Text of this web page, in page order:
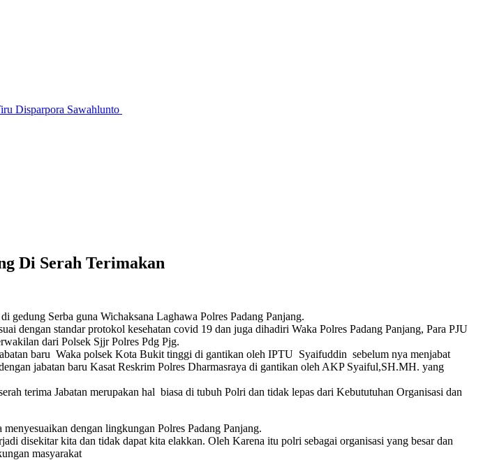
Disparpora Sawahlunto
Di Serah Terimakan
Serba guna Wichaksana Laghawa Polres Padang Panjang.
dengan standar protokol kesehatan covid 19 dan juga dihadiri Waka Polres Padang Panjang, Para PJU
dari Polsek Sjjr Polres Pdg Pjg.
baru Waka polsek Kota Bukit tinggi di gantikan oleh IPTU Syaifuddin sebelum nya menjabat
jabatan baru Kasat Reskrim Polres Dharmasraya di gantikan oleh AKP Syaiful,SH.MH. yang
terima Jabatan merupakan hal biasa di tubuh Polri dan tidak lepas dari Kebututuhan Organisasi dan
dengan lingkungan Polres Padang Panjang.
disekitar kita dan tidak dapat kita elakkan. Oleh Karena itu polri sebagai organisasi yang besar dan
masyarakat